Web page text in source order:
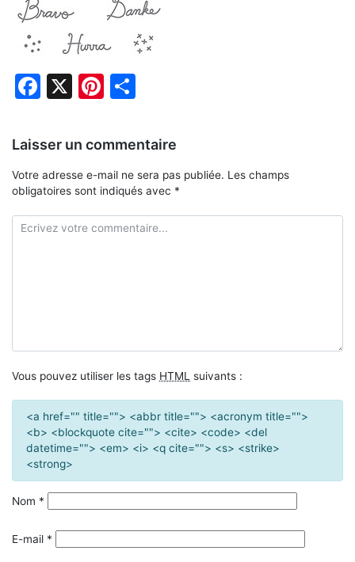
Facebook
X Pinterest
Laisser un commentaire
Votre adresse e-mail ne sera pas publiée. Les champs
obligatoires sont indiqués avec *
Vous pouvez utiliser les tags HTML suivants :
<a href="" title=""> <abbr title=""> <acronym title="">
<b> <blockquote cite=""> <cite> <code> <del
datetime=""> <em> <i> <q cite=""> <s> <strike>
<strong>
Nom *
E-mail *